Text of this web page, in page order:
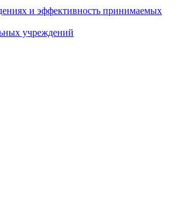
и эффективность принимаемых
учреждений